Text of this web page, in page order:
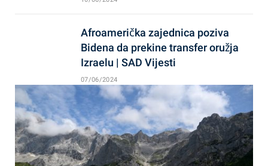
Afroamerička zajednica poziva
Bidena da prekine transfer oružja
Izraelu | SAD Vijesti
07/06/2024